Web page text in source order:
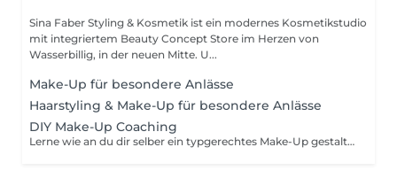
Sina Faber Styling & Kosmetik ist ein modernes Kosmetikstudio
mit integriertem Beauty Concept Store im Herzen von
Wasserbillig, in der neuen Mitte. U...
Make-Up für besondere Anlässe
Haarstyling & Make-Up für besondere Anlässe
DIY Make-Up Coaching
Lerne wie an du dir selber ein typgerechtes Make-Up gestalten kannst! Unter meiner Anleitung erstellst du einen typgerechten Make-Up Look. Wenn du möchtest, analysieren wir deine Make-Up Bag ebenfalls & schauen, was wie funktioniert. Bei dem normalen Coaching arbeiten wir ausschließlich mit meinen Make-Up Empfehlungen, daher dauert dieses Coaching etwas weniger lang. Erscheine gerne ungeschminkt.